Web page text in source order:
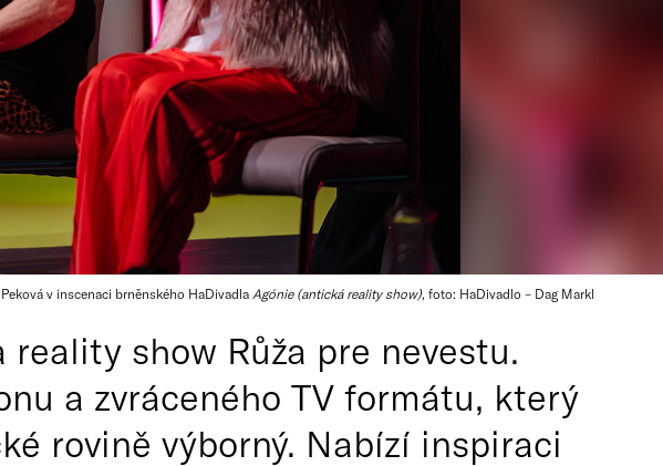
v inscenaci brněnského HaDivadla Agónie (antická reality show), foto: HaDivadlo – Dag Markl
show Růža pre nevestu.
a zvráceného TV formátu, který
rovině výborný. Nabízí inspiraci